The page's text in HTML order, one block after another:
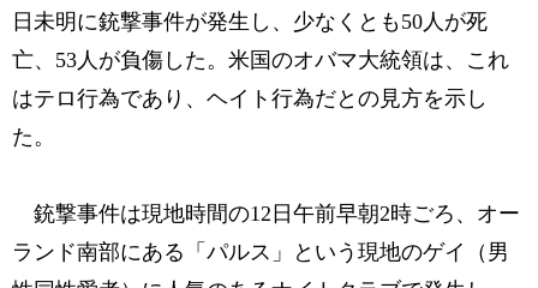
日未明に銃撃事件が発生し、少なくとも50人が死
亡、53人が負傷した。米国のオバマ大統領は、これ
はテロ行為であり、ヘイト行為だとの見方を示し
た。
銃撃事件は現地時間の12日午前早朝2時ごろ、オー
ランド南部にある「パルス」という現地のゲイ（男